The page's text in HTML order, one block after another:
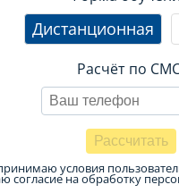
Дистанционная
Расчёт по
условия
согласие на обработку